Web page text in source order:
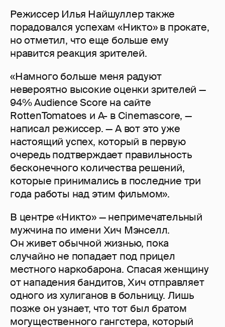
Режиссер Илья Найшуллер также
порадовался успехам «Никто» в прокате,
но отметил, что еще больше ему
нравится реакция зрителей.
«Намного больше меня радуют
невероятно высокие оценки зрителей —
94% Audience Score на сайте
RottenTomatoes и A- в Cinemascore, —
написал режиссер. — А вот это уже
настоящий успех, который в первую
очередь подтверждает правильность
бесконечного количества решений,
которые принимались в последние три
года работы над этим фильмом».
В центре «Никто» — непримечательный
мужчина по имени Хич Мэнселл.
Он живет обычной жизнью, пока
случайно не попадает под прицел
местного наркобарона. Спасая женщину
от нападения бандитов, Хич отправляет
одного из хулиганов в больницу. Лишь
позже он узнает, что тот был братом
могущественного гангстера, который